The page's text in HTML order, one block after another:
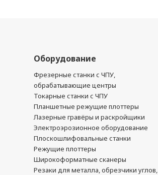
Оборудование
Фрезерные станки с ЧПУ,
обрабатывающие центры
Токарные станки с ЧПУ
Планшетные режущие плоттеры
Лазерные гравёры и раскройщики
Электроэрозионное оборудование
Плоскошлифовальные станки
Режущие плоттеры
Широкоформатные сканеры
Резаки для металла, обрезчики углов,